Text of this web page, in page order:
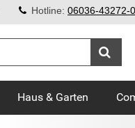
Hotline: 06036-43272-0
Haus & Garten